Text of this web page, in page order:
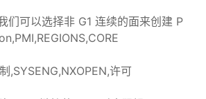
们可以选择非 G1 连续的面来创建 P
,SYSENG,NXOPEN,许可